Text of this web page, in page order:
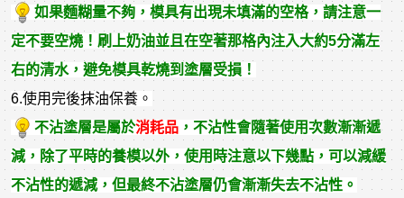
如果麵糊量不夠，模具有出現未填滿的空格，請注意一
定不要空燒！刷上奶油並且在空著那格內注入大約5分滿左
右的清水，避免模具乾燒到塗層受損！
6.使用完後抹油保養。
不沾塗層是屬於消耗品 ，不沾性會隨著使用次數漸漸遞
減，除了平時的養模以外，使用時注意以下幾點，可以減緩
不沾性的遞減，但最終不沾塗層仍會漸漸失去不沾性。